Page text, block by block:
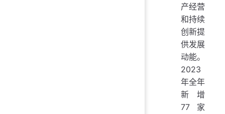
产经营
和持续
创新提
供发展
动能。
2023
年全年
新增
77家